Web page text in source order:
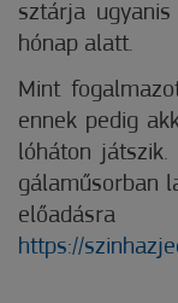
sztárja
hónap alatt.
Mint
ennek pedig
lóháton
gálaműsorban
https://